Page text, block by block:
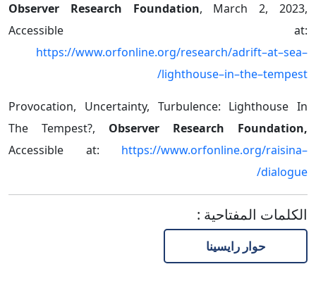
Observer Research Foundation, March 2, 2023,
Accessible at:
https://www.orfonline.org/research/adrift–at–sea–
lighthouse–in–the–tempest/
Provocation, Uncertainty, Turbulence: Lighthouse In
The Tempest?, Observer Research Foundation,
Accessible at: https://www.orfonline.org/raisina–
dialogue/
الكلمات المفتاحية :
حوار رايسينا